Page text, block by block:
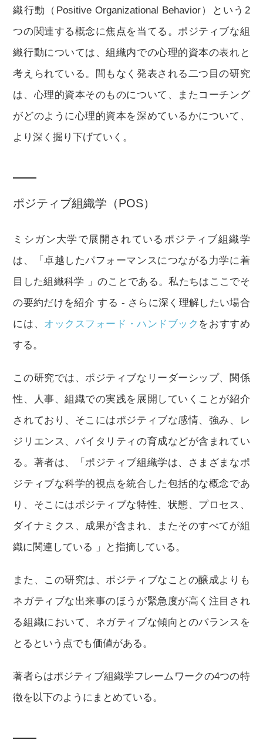
織行動（Positive Organizational Behavior）という2
つの関連する概念に焦点を当てる。ポジティブな組
織行動については、組織内での心理的資本の表れと
考えられている。間もなく発表される二つ目の研究
は、心理的資本そのものについて、またコーチング
がどのように心理的資本を深めているかについて、
より深く掘り下げていく。
ポジティブ組織学（POS）
ミシガン大学で展開されているポジティブ組織学
は、「卓越したパフォーマンスにつながる力学に着
目した組織科学 」のことである。私たちはここでそ
の要約だけを紹介 する - さらに深く理解したい場合
には、 オックスフォード・ハンドブック をおすすめ
する。
この研究では、ポジティブなリーダーシップ、関係
性、人事、組織での実践を展開していくことが紹介
されており、そこにはポジティブな感情、強み、レ
ジリエンス、バイタリティの育成などが含まれてい
る。著者は、「ポジティブ組織学は、さまざまなポ
ジティブな科学的視点を統合した包括的な概念であ
り、そこにはポジティブな特性、状態、プロセス、
ダイナミクス、成果が含まれ、またそのすべてが組
織に関連している 」と指摘している。
また、この研究は、ポジティブなことの醸成よりも
ネガティブな出来事のほうが緊急度が高く注目され
る組織において、ネガティブな傾向とのバランスを
とるという点でも価値がある。
著者らはポジティブ組織学フレームワークの4つの特
徴を以下のようにまとめている。